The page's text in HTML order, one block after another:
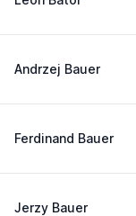
Andrzej Bauer
Ferdinand Bauer
Jerzy Bauer